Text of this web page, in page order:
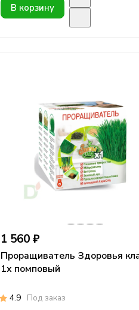
В корзину
1 560 ₽
Проращиватель Здоровья
1х помповый
4.9 Под заказ